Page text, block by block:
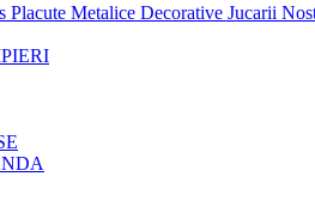
Placute Metalice Decorative Jucarii